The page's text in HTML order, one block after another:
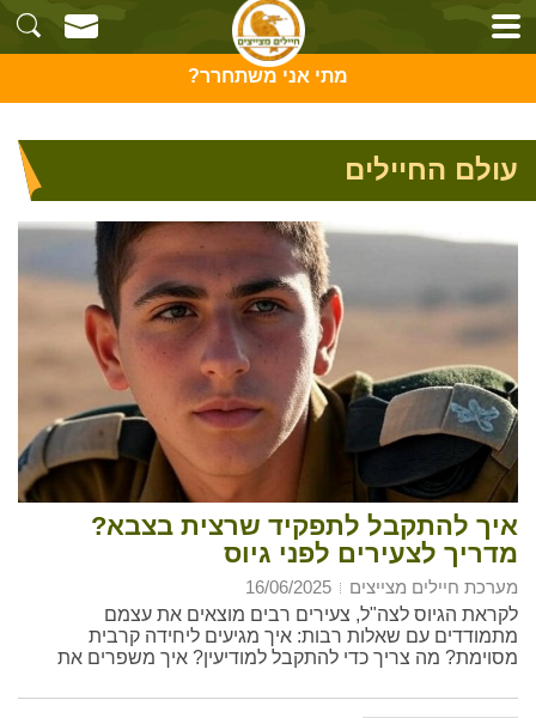
מתי אני משתחרר?
עולם החיילים
איך להתקבל לתפקיד שרצית בצבא?
מדריך לצעירים לפני גיוס
מערכת חיילים מצייצים
לקראת הגיוס לצה"ל, צעירים רבים מוצאים את עצמם
מתמודדים עם שאלות רבות: איך מגיעים ליחידה קרבית
מסוימת? מה צריך כדי להתקבל למודיעין? איך משפרים את